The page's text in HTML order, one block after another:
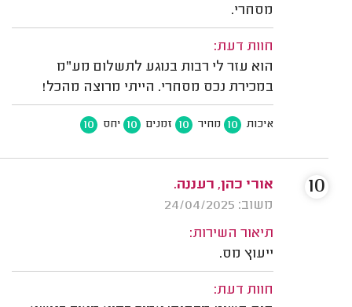
מסחרי.
חוות דעת:
הוא עזר לי רבות בנוגע לתשלום מע"מ
במכירת נכס מסחרי. הייתי מרוצה מהכל!
איכות 10 מחיר 10 זמנים 10 יחס 10
אורי כהן, רעננה.
משוב: 24/04/2025
תיאור השירות:
ייעוץ מס.
חוות דעת:
10